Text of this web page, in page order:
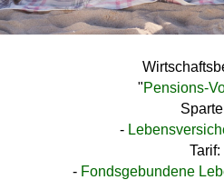
"Pensions-
-
Tarif:
- Fondsgebundene